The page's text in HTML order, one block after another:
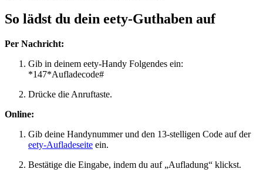
So lädst du dein eety-Guthaben auf
Per Nachricht:
Gib in deinem eety-Handy Folgendes ein:
*147*Aufladecode#
Drücke die Anruftaste.
Online:
Gib deine Handynummer und den 13-stelligen Code auf der
eety-Aufladeseite ein.
Bestätige die Eingabe, indem du auf „Aufladung“ klickst.